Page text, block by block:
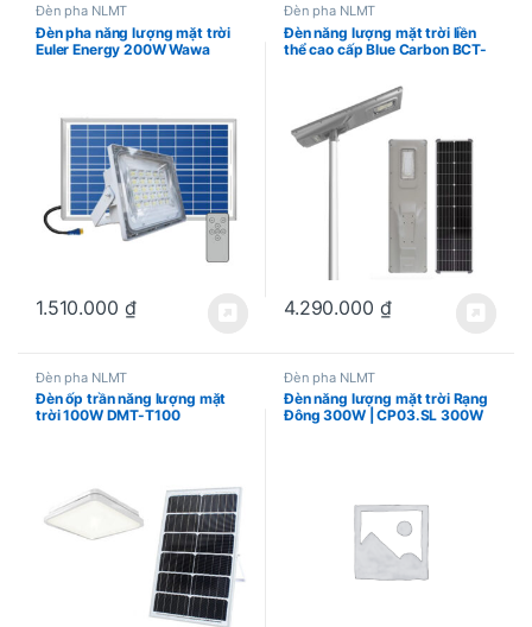
Đèn pha NLMT
Đèn pha năng lượng mặt trời
Euler Energy 200W Wawa
1.510.000 ₫
Đèn pha NLMT
Đèn năng lượng mặt trời liền
thể cao cấp Blue Carbon BCT-
4.290.000 ₫
Đèn pha NLMT
Đèn ốp trần năng lượng mặt
trời 100W DMT-T100
Đèn pha NLMT
Đèn năng lượng mặt trời Rạng
Đông 300W | CP03.SL 300W